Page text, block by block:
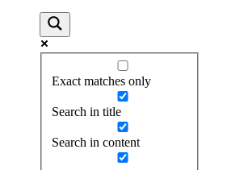
Exact matches only
Search in title
Search in content